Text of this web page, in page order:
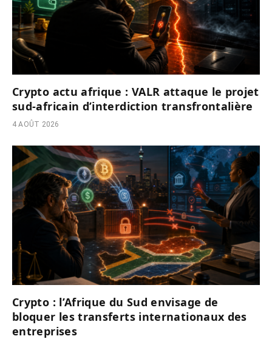
Crypto actu afrique : VALR attaque le projet
sud-africain d’interdiction transfrontalière
4 AOÛT 2026
Crypto : l’Afrique du Sud envisage de
bloquer les transferts internationaux des
entreprises